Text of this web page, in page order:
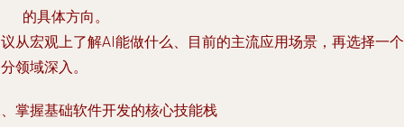
的具体方向。
从宏观上了解AI能做什么、目前的主流应用场景，再选择一个
领域深入。
掌握基础软件开发的核心技能栈